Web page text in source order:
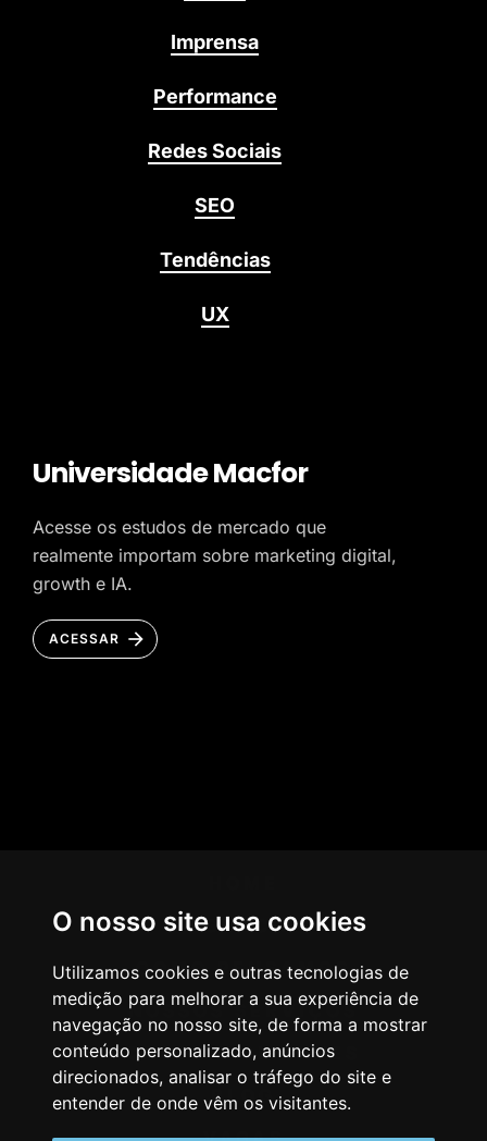
O nosso site usa cookies
Utilizamos cookies e outras tecnologias de
medição para melhorar a sua experiência de
navegação no nosso site, de forma a mostrar
conteúdo personalizado, anúncios
direcionados, analisar o tráfego do site e
entender de onde vêm os visitantes.
Imprensa
Performance
Redes Sociais
SEO
Tendências
UX
Universidade Macfor
Acesse os estudos de mercado que
realmente importam sobre marketing digital,
growth e IA.
ACESSAR
AGÊNCIA
COMO PENSAMOS
NOSSOS SERVIÇOS
CASES & CLIENTES
BLOG